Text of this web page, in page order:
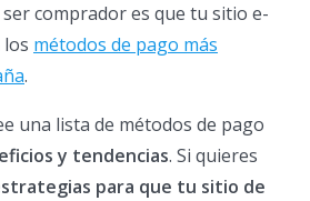
comprador es que tu sitio e-
métodos de pago más
.
una lista de métodos de pago
y tendencias. Si quieres
para que tu sitio de